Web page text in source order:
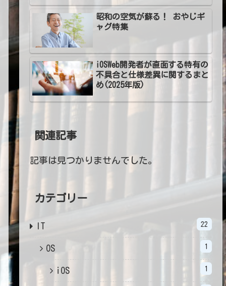
昭和の空気が蘇る！ おやじギ
ャグ特集
iOSWeb開発者が直面する特有の
不具合と仕様差異に関するまと
め(2025年版)
関連記事
記事は見つかりませんでした。
カテゴリー
IT 22
OS 1
iOS 1